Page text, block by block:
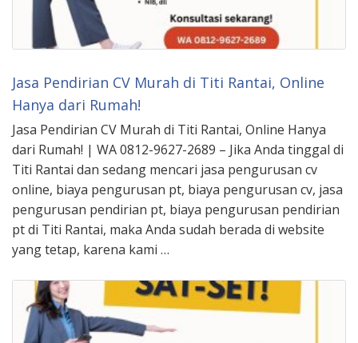
Jasa Pendirian CV Murah di Titi Rantai, Online
Hanya dari Rumah!
Jasa Pendirian CV Murah di Titi Rantai, Online Hanya
dari Rumah! | WA 0812-9627-2689 – Jika Anda tinggal di
Titi Rantai dan sedang mencari jasa pengurusan cv
online, biaya pengurusan pt, biaya pengurusan cv, jasa
pengurusan pendirian pt, biaya pengurusan pendirian
pt di Titi Rantai, maka Anda sudah berada di website
yang tetap, karena kami …